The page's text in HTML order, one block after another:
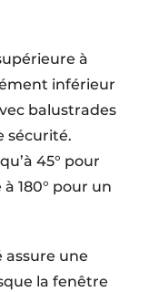
à
inférieur
balustrades
sécurité.
45° pour
180° pour un
une
la fenêtre